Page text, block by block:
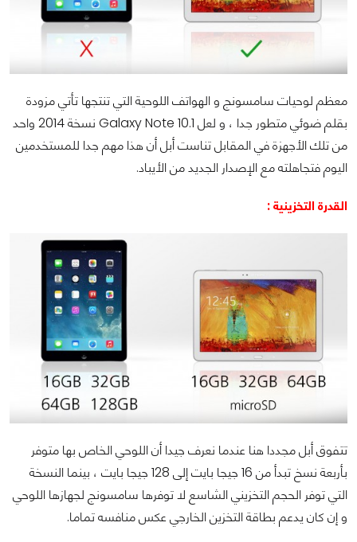
معظم لوحيات سامسونج و الهواتف اللوحية التي تنتجها تأتي مزودة
بقلم ضوئي متطور جدا ، و لعل Galaxy Note 10.1
نسخة 2014 واحد
من تلك الأجهزة في المقابل تناست أبل أن هذا مهم جدا للمستخدمين
اليوم فتجاهلته مع الإصدار الجديد من الأيباد.
القدرة التخزينية :
تتفوق أبل مجددا هنا عندما نعرف جيدا أن اللوحي الخاص بها متوفر
بأربعة نسخ تبدأ من 16 جيجا بايت إلى 128 جيجا بايت ، بينما النسخة
التي توفر الحجم التخزيني الشاسع لا توفرها سامسونج لجهازها اللوحي
و إن كان يدعم بطاقة التخزين الخارجي عكس منافسه تماما.